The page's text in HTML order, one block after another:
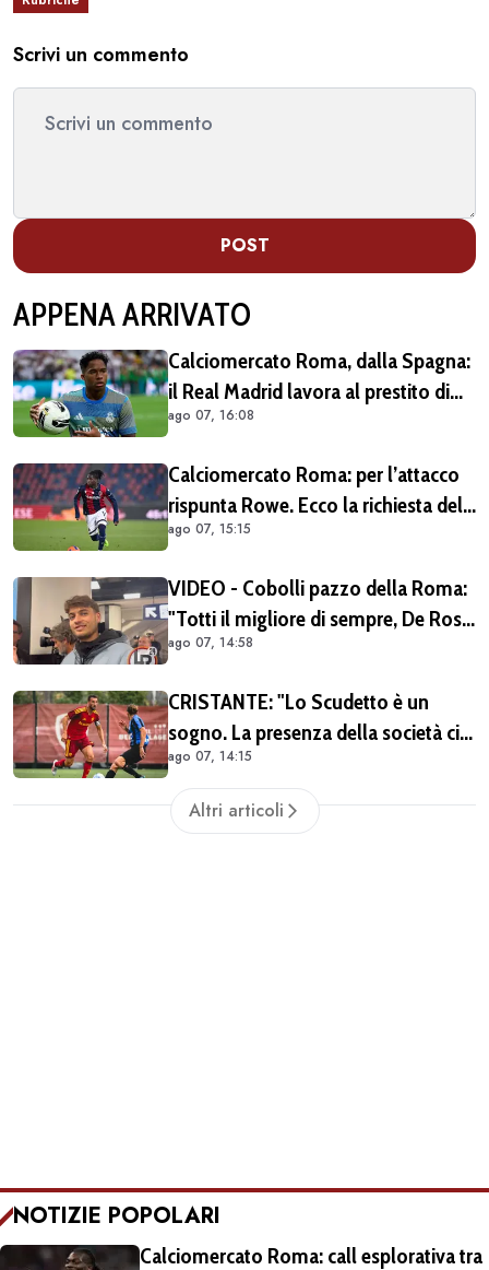
Scrivi un commento
POST
APPENA ARRIVATO
Calciomercato Roma, dalla Spagna:
il Real Madrid lavora al prestito di
Endrick in Premier League
ago 07, 16:08
Calciomercato Roma: per l’attacco
rispunta Rowe. Ecco la richiesta del
Bologna
ago 07, 15:15
VIDEO - Cobolli pazzo della Roma:
"Totti il migliore di sempre, De Rossi
il miglior centrocampista. È il club
ago 07, 14:58
CRISTANTE: "Lo Scudetto è un
sogno. La presenza della società ci
dà una spinta anche sul mercato"
(VIDEO)
ago 07, 14:15
Altri articoli
NOTIZIE POPOLARI
Calciomercato Roma: call esplorativa tra